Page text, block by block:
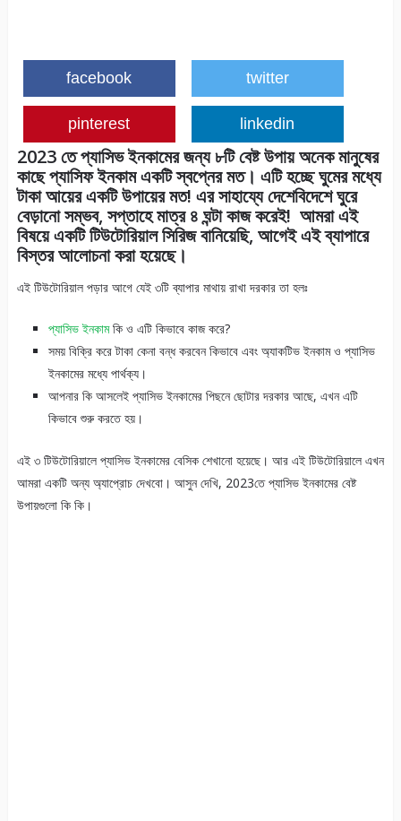
facebook twitter
pinterest linkedin
2023 তে প্যাসিভ ইনকামের জন্য ৮টি বেষ্ট উপায় অনেক মানুষের
কাছে প্যাসিফ ইনকাম একটি স্বপ্নের মত। এটি হচ্ছে ঘুমের মধ্যে
টাকা আয়ের একটি উপায়ের মত! এর সাহায্যে দেশেবিদেশে ঘুরে
বেড়ানো সম্ভব, সপ্তাহে মাত্র ৪ ঘন্টা কাজ করেই! আমরা এই
বিষয়ে একটি টিউটোরিয়াল সিরিজ বানিয়েছি, আগেই এই ব্যাপারে
বিস্তর আলোচনা করা হয়েছে।
এই টিউটোরিয়াল পড়ার আগে যেই ৩টি ব্যাপার মাথায় রাখা দরকার তা হলঃ
প্যাসিভ ইনকামকি ও এটি কিভাবে কাজ করে?
সময় বিক্রি করে টাকা কেনা বন্ধ করবেন কিভাবে এবং অ্যাকটিভ ইনকাম ও প্যাসিভ
ইনকামের মধ্যে পার্থক্য।
আপনার কি আসলেই প্যাসিভ ইনকামের পিছনে ছোটার দরকার আছে, এখন এটি
কিভাবে শুরু করতে হয়।
এই ৩ টিউটোরিয়ালে প্যাসিভ ইনকামের বেসিক শেখানো হয়েছে। আর এই টিউটোরিয়ালে এখন
আমরা একটি অন্য অ্যাপ্রোচ দেখবো। আসুন দেখি, 2023তে প্যাসিভ ইনকামের বেষ্ট
উপায়গুলো কি কি।